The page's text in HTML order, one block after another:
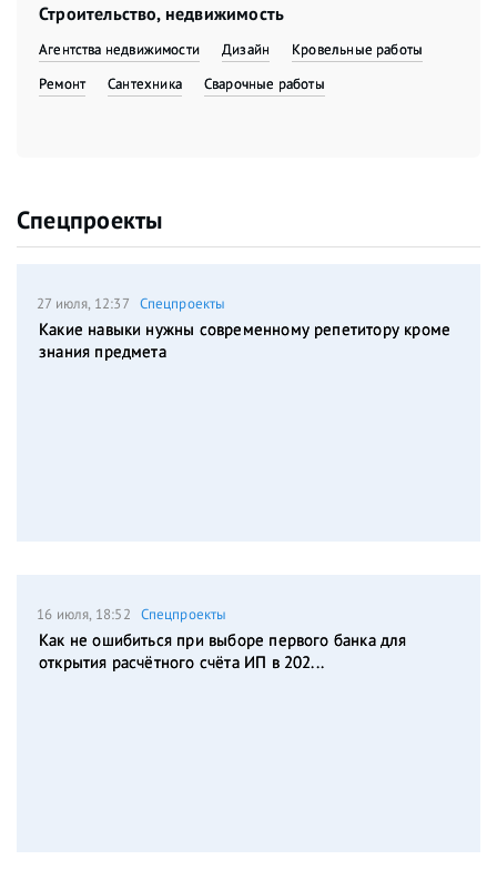
Строительство, недвижимость
Агентства недвижимости Дизайн
Кровельные работы
Ремонт
Сантехника Сварочные работы
Спецпроекты
27 июля, 12:37 Спецпроекты
Какие навыки нужны современному репетитору кроме
знания предмета
16 июля, 18:52 Спецпроекты
Как не ошибиться при выборе первого банка для
открытия расчётного счёта ИП в 202...